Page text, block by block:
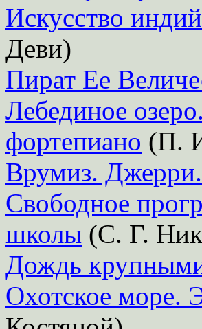
Искусство
Деви)
Пират Ее
Лебединое
фортепиано (П.
Врумиз.
Свободное
школы (С. Г.
Дождь
Охотское море.